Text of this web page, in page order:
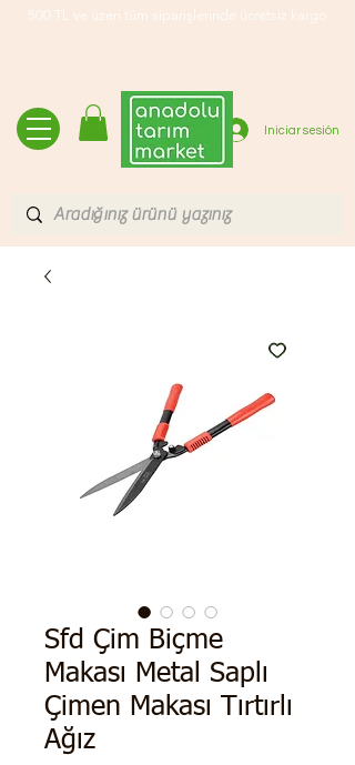
500 TL ve üzeri tüm siparişlerinde ücretsiz kargo
Iniciar sesión
Sfd Çim Biçme
Makası Metal Saplı
Çimen Makası Tırtırlı
Ağız